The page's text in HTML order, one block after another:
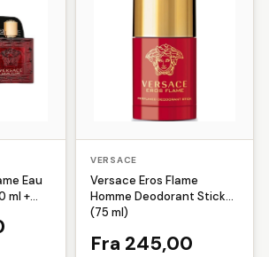
Truefitt and Hill
Vilac
Winther
Multicolor
Nøglering
Puzzle
Skum
Sutter
Eau
ml +
VERSACE
Versace Eros Flame
Homme Deodorant Stick
(75 ml)
Fra 245,00